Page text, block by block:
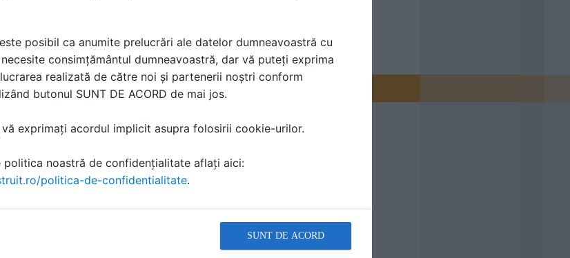
și serviciile pe SpatiulConstruit.ro!
posibil ca anumite prelucrări ale datelor dumneavoastră cu
consimțământul dumneavoastră, dar vă puteți exprima
realizată de către noi și partenerii noștri conform
butonul SUNT DE ACORD de mai jos.
exprimați acordul implicit asupra folosirii cookie-urilor.
politica noastră de confidențialitate aflați aici:
politica-de-confidentialitate.
SUNT DE ACORD